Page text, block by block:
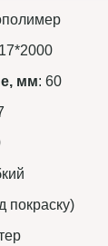
мм: 60
покраску)